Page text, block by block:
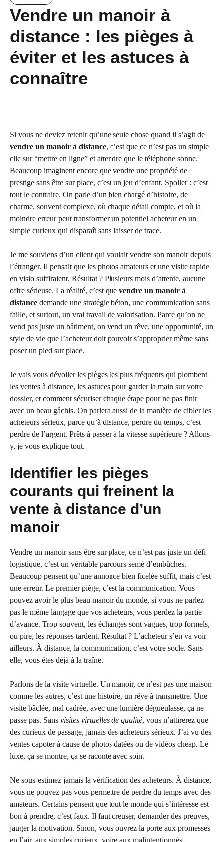
Vendre un manoir à
distance : les pièges à
éviter et les astuces à
connaître
Si vous ne deviez retenir qu’une seule chose quand il s’agit de
vendre un manoir à distance, c’est que ce n’est pas un simple
clic sur “mettre en ligne” et attendre que le téléphone sonne.
Beaucoup imaginent encore que vendre une propriété de
prestige sans être sur place, c’est un jeu d’enfant. Spoiler : c’est
tout le contraire. On parle d’un bien chargé d’histoire, de
charme, souvent complexe, où chaque détail compte, et où la
moindre erreur peut transformer un potentiel acheteur en un
simple curieux qui disparaît sans laisser de trace.
Je me souviens d’un client qui voulait vendre son manoir depuis
l’étranger. Il pensait que les photos amateurs et une visite rapide
en visio suffiraient. Résultat ? Plusieurs mois d’attente, aucune
offre sérieuse. La réalité, c’est que vendre un manoir à
distance demande une stratégie béton, une communication sans
faille, et surtout, un vrai travail de valorisation. Parce qu’on ne
vend pas juste un bâtiment, on vend un rêve, une opportunité, un
style de vie que l’acheteur doit pouvoir s’approprier même sans
poser un pied sur place.
Je vais vous dévoiler les pièges les plus fréquents qui plombent
les ventes à distance, les astuces pour garder la main sur votre
dossier, et comment sécuriser chaque étape pour ne pas finir
avec un beau gâchis. On parlera aussi de la manière de cibler les
acheteurs sérieux, parce qu’à distance, perdre du temps, c’est
perdre de l’argent. Prêts à passer à la vitesse supérieure ? Allons-
y, je vous explique tout.
Identifier les pièges
courants qui freinent la
vente à distance d’un
manoir
Vendre un manoir sans être sur place, ce n’est pas juste un défi
logistique, c’est un véritable parcours semé d’embûches.
Beaucoup pensent qu’une annonce bien ficelée suffit, mais c’est
une erreur. Le premier piège, c’est la communication. Vous
pouvez avoir le plus beau manoir du monde, si vous ne parlez
pas le même langage que vos acheteurs, vous perdez la partie
d’avance. Trop souvent, les échanges sont vagues, trop formels,
ou pire, les réponses tardent. Résultat ? L’acheteur s’en va voir
ailleurs. À distance, la communication, c’est votre socle. Sans
elle, vous êtes déjà à la traîne.
Parlons de la visite virtuelle. Un manoir, ce n’est pas une maison
comme les autres, c’est une histoire, un rêve à transmettre. Une
visite bâclée, mal cadrée, avec une lumière dégueulasse, ça ne
passe pas. Sans visites virtuelles de qualité, vous n’attirerez que
des curieux de passage, jamais des acheteurs sérieux. J’ai vu des
ventes capoter à cause de photos datées ou de vidéos cheap. Le
luxe, ça se montre, ça se raconte avec soin.
Ne sous-estimez jamais la vérification des acheteurs. À distance,
vous ne pouvez pas vous permettre de perdre du temps avec des
amateurs. Certains pensent que tout le monde qui s’intéresse est
bon à prendre, c’est faux. Il faut creuser, demander des preuves,
jauger la motivation. Sinon, vous ouvrez la porte aux promesses
en l’air, aux simples curieux, voire aux malintentionnés.